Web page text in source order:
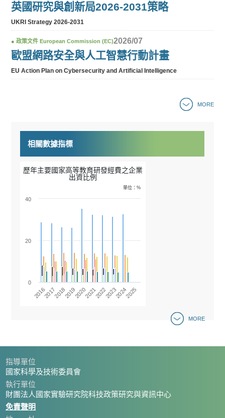
英國研究與創新局2026-2031策略
UKRI Strategy 2026-2031
●政策文件 European Commission (EC)2026/07
歐盟網路安全與人工智慧行動計畫
EU Action Plan on Cybersecurity and Artificial Intelligence
MORE
相關數據指標
歷年主要國家高等教育研發經費之企業
出資比例
單位：%
2016201720182019202020212022202320242025
0
20
40
MORE
指導單位
國家科學及技術委員會
執行單位
財團法人國家實驗研究院科技政策研究與資訊中心
免責聲明